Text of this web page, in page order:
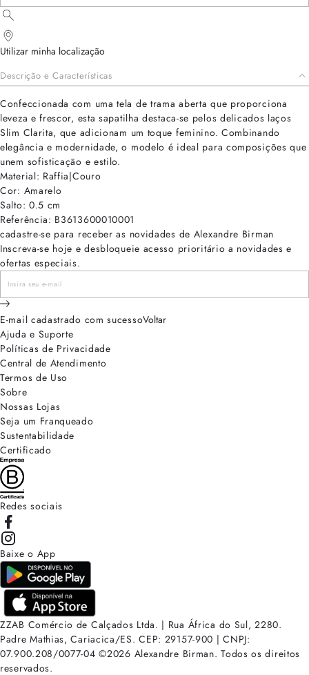
Utilizar minha localização
Descrição e Características
Confeccionada com uma tela de trama aberta que proporciona
leveza e frescor, esta sapatilha destaca-se pelos delicados laços
Slim Clarita, que adicionam um toque feminino. Combinando
elegância e modernidade, o modelo é ideal para composições que
unem sofisticação e estilo.
Material: Raffia|Couro
Cor: Amarelo
Salto: 0.5 cm
Referência: B3613600010001
cadastre-se para receber as novidades de Alexandre Birman
Inscreva-se hoje e desbloqueie acesso prioritário a novidades e
ofertas especiais.
E-mail cadastrado com sucessoVoltar
Ajuda e Suporte
Políticas de Privacidade
Central de Atendimento
Termos de Uso
Sobre
Nossas Lojas
Seja um Franqueado
Sustentabilidade
Certificado
Redes sociais
Baixe o App
ZZAB Comércio de Calçados Ltda. | Rua África do Sul, 2280.
Padre Mathias, Cariacica/ES. CEP: 29157-900 | CNPJ:
07.900.208/0077-04 ©2026 Alexandre Birman. Todos os direitos
reservados.